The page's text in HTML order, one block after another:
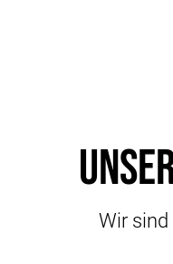
Wir sind